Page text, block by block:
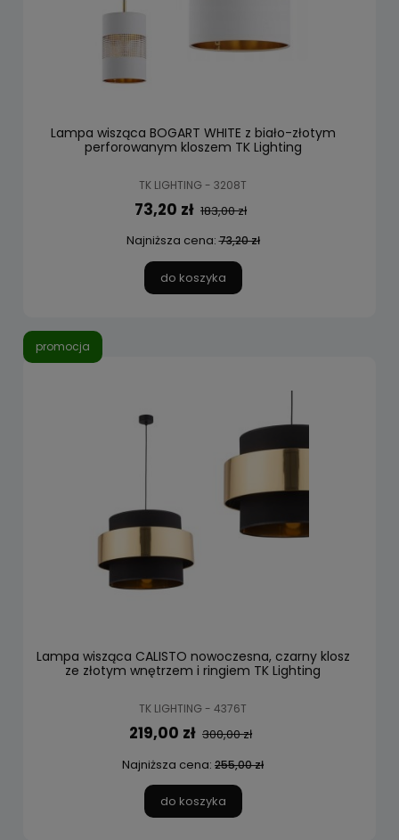
Lampa wisząca BOGART WHITE z biało-złotym
perforowanym kloszem TK Lighting
TK LIGHTING - 3208T
73,20 zł 183,00 zł
Najniższa cena:73,20 zł
do koszyka
Lampa wisząca CALISTO nowoczesna, czarny klosz
ze złotym wnętrzem i ringiem TK Lighting
TK LIGHTING - 4376T
219,00 zł 300,00 zł
Najniższa cena: 255,00 zł
do koszyka
promocja